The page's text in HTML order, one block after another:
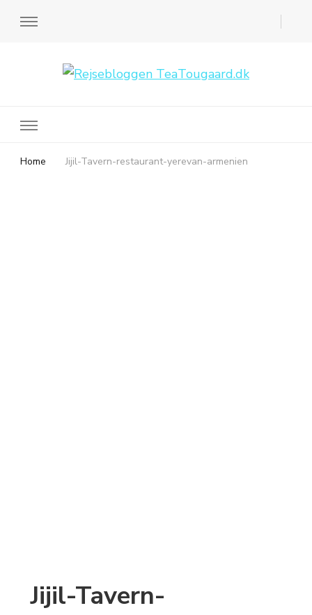
Home Jijil-Tavern-restaurant-yerevan-armenien
Jijil-Tavern-